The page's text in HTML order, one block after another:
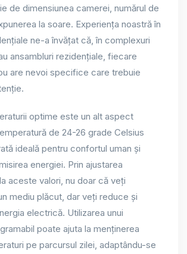
de dimensiunea camerei, numărul de
la soare. Experiența noastră în
ne-a învățat că, în complexuri
ansambluri rezidențiale, fiecare
are nevoi specifice care trebuie
optime este un alt aspect
de 24-26 grade Celsius
ideală pentru confortul uman și
energiei. Prin ajustarea
aceste valori, nu doar că veți
mediu plăcut, dar veți reduce și
electrică. Utilizarea unui
poate ajuta la menținerea
pe parcursul zilei, adaptându-se